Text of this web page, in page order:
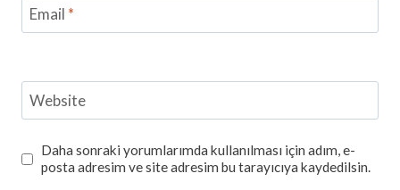
Email *
Website
Daha sonraki yorumlarımda kullanılması için adım, e-
posta adresim ve site adresim bu tarayıcıya kaydedilsin.